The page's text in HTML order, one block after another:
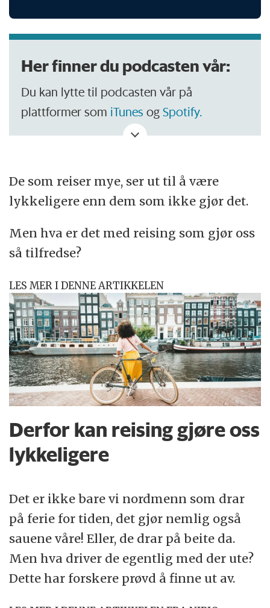
Her finner du podcasten vår:
Du kan lytte til podcasten vår på
plattformer som iTunes ogSpotify.
De som reiser mye, ser ut til å være
lykkeligere enn dem som ikke gjør det.
Men hva er det med reising som gjør oss
så tilfredse?
LES MER I DENNE ARTIKKELEN
Derfor kan reising gjøre oss
lykkeligere
Det er ikke bare vi nordmenn som drar
på ferie for tiden, det gjør nemlig også
sauene våre! Eller, de drar på beite da.
Men hva driver de egentlig med der ute?
Dette har forskere prøvd å finne ut av.